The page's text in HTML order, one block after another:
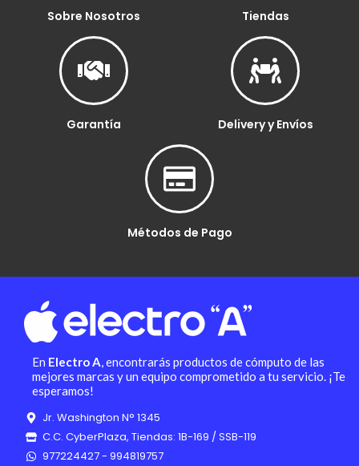
Sobre Nosotros Tiendas
Garantía Delivery y Envíos
Métodos de Pago
En Electro A, encontrarás productos de cómputo de las
mejores marcas y un equipo comprometido a tu servicio. ¡Te
esperamos!
Jr. Washington N° 1345
C.C. CyberPlaza, Tiendas: 1B-169 / SSB-119
977224427 - 994819757